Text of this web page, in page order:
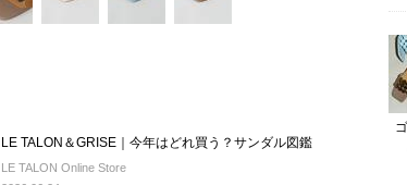
LE TALON＆GRISE｜今年はどれ買う？サンダル図鑑
LE TALON Online Store